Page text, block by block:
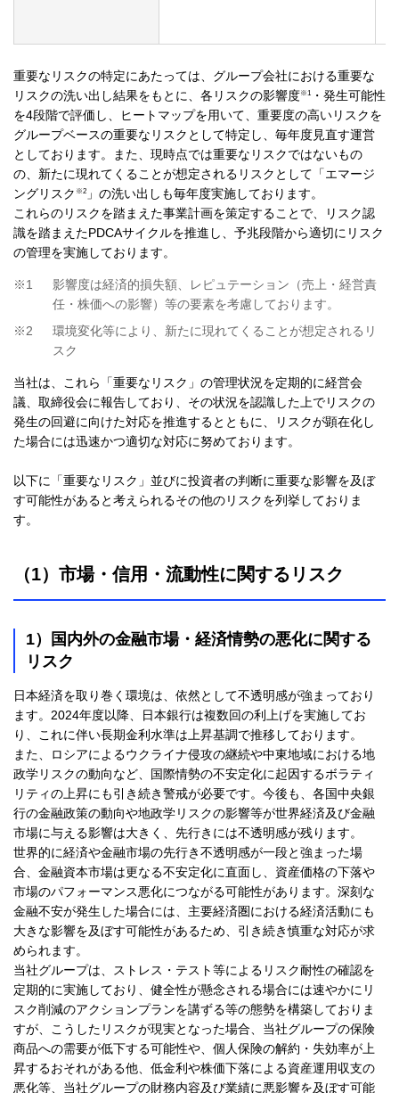
重要なリスクの特定にあたっては、グループ会社における重要な
リスクの洗い出し結果をもとに、各リスクの影響度※1
・発生可能性
を4段階で評価し、ヒートマップを用いて、重要度の高いリスクを
グループベースの重要なリスクとして特定し、毎年度見直す運営
としております。また、現時点では重要なリスクではないもの
の、新たに現れてくることが想定されるリスクとして「エマージ
ングリスク ※2 」の洗い出しも毎年度実施しております。
これらのリスクを踏まえた事業計画を策定することで、リスク認
識を踏まえたPDCAサイクルを推進し、予兆段階から適切にリスク
の管理を実施しております。
※1
影響度は経済的損失額、レピュテーション（売上・経営責
任・株価への影響）等の要素を考慮しております。
※2
環境変化等により、新たに現れてくることが想定されるリ
スク
当社は、これら「重要なリスク」の管理状況を定期的に経営会
議、取締役会に報告しており、その状況を認識した上でリスクの
発生の回避に向けた対応を推進するとともに、リスクが顕在化し
た場合には迅速かつ適切な対応に努めております。
以下に「重要なリスク」並びに投資者の判断に重要な影響を及ぼ
す可能性があると考えられるその他のリスクを列挙しておりま
す。
（1）市場・信用・流動性に関するリスク
1）国内外の金融市場・経済情勢の悪化に関する
リスク
日本経済を取り巻く環境は、依然として不透明感が強まっており
ます。2024年度以降、日本銀行は複数回の利上げを実施してお
り、これに伴い長期金利水準は上昇基調で推移しております。
また、ロシアによるウクライナ侵攻の継続や中東地域における地
政学リスクの動向など、国際情勢の不安定化に起因するボラティ
リティの上昇にも引き続き警戒が必要です。今後も、各国中央銀
行の金融政策の動向や地政学リスクの影響等が世界経済及び金融
市場に与える影響は大きく、先行きには不透明感が残ります。
世界的に経済や金融市場の先行き不透明感が一段と強まった場
合、金融資本市場は更なる不安定化に直面し、資産価格の下落や
市場のパフォーマンス悪化につながる可能性があります。深刻な
金融不安が発生した場合には、主要経済圏における経済活動にも
大きな影響を及ぼす可能性があるため、引き続き慎重な対応が求
められます。
当社グループは、ストレス・テスト等によるリスク耐性の確認を
定期的に実施しており、健全性が懸念される場合には速やかにリ
スク削減のアクションプランを講ずる等の態勢を構築しておりま
すが、こうしたリスクが現実となった場合、当社グループの保険
商品への需要が低下する可能性や、個人保険の解約・失効率が上
昇するおそれがある他、低金利や株価下落による資産運用収支の
悪化等、当社グループの財務内容及び業績に悪影響を及ぼす可能